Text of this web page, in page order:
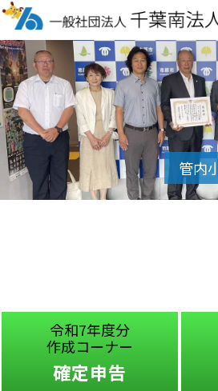
令和7年度分
作成コーナー
確定申告